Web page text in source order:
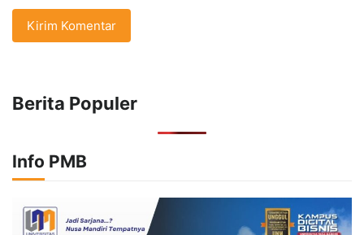
Berita Populer
Info PMB